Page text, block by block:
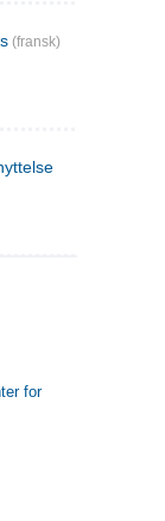
(fransk)
for